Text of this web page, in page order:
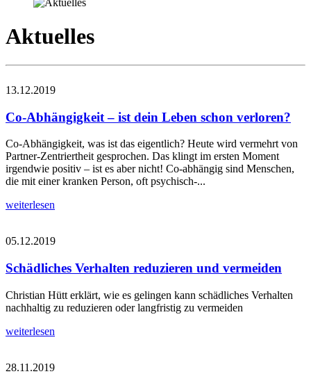
Aktuelles
13.12.2019
Co-Abhängigkeit – ist dein Leben schon verloren?
Co-Abhängigkeit, was ist das eigentlich? Heute wird vermehrt von
Partner-Zentriertheit gesprochen. Das klingt im ersten Moment
irgendwie positiv – ist es aber nicht! Co-abhängig sind Menschen,
die mit einer kranken Person, oft psychisch-...
weiterlesen
05.12.2019
Schädliches Verhalten reduzieren und vermeiden
Christian Hütt erklärt, wie es gelingen kann schädliches Verhalten
nachhaltig zu reduzieren oder langfristig zu vermeiden
weiterlesen
28.11.2019